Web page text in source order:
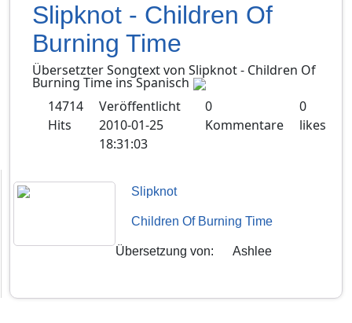
Slipknot - Children Of
Burning Time
Übersetzter Songtext von Slipknot- Children Of
Burning Time insSpanisch
14714
Hits
Veröffentlicht
2010-01-25
18:31:03
0
Kommentare
0
likes
Slipknot
Children Of Burning Time
Übersetzung von: Ashlee